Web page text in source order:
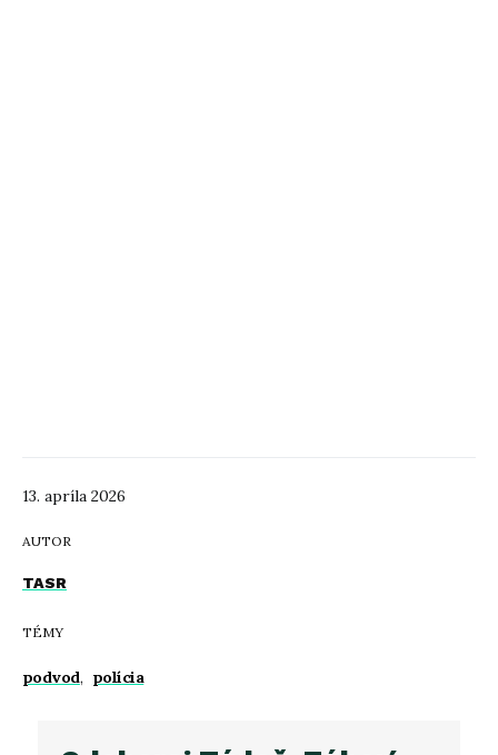
13. apríla 2026
AUTOR
TASR
TÉMY
podvod, polícia